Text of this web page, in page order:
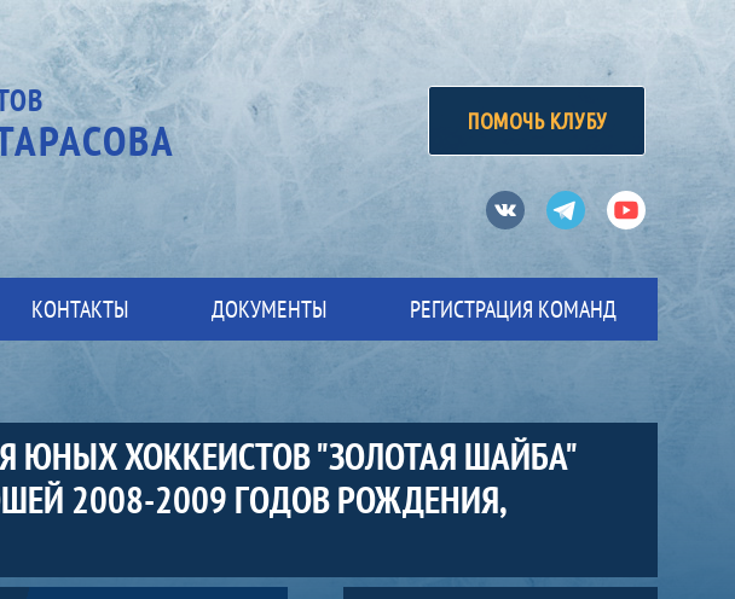
ПОМОЧЬ КЛУБУ
ВконтактеТелеграмЮтуб
КОНТАКТЫ ДОКУМЕНТЫ РЕГИСТРАЦИЯ КОМАНД
ЮНЫХ ХОККЕИСТОВ "ЗОЛОТАЯ ШАЙБА"
2008-2009 ГОДОВ РОЖДЕНИЯ,